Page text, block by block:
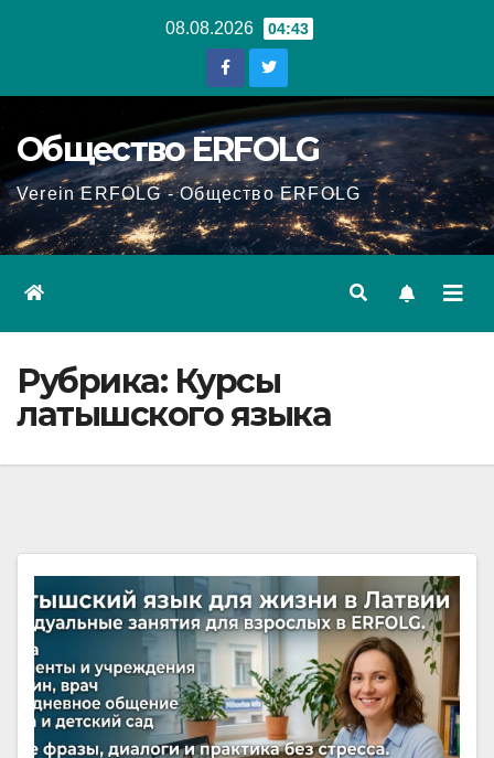
08.08.2026 04:43
Общество ERFOLG
Verein ERFOLG - Общество ERFOLG
Рубрика: Курсы
латышского языка